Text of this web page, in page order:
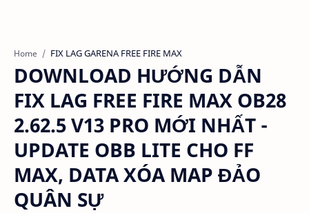
Home FIX LAG GARENA FREE FIRE MAX
DOWNLOAD HƯỚNG DẪN
FIX LAG FREE FIRE MAX OB28
2.62.5 V13 PRO MỚI NHẤT -
UPDATE OBB LITE CHO FF
MAX, DATA XÓA MAP ĐẢO
QUÂN SỰ